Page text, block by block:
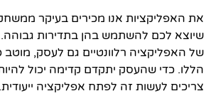
את האפליקציות אנו מכירים בעיקר
שיוצא לכם להשתמש בהן בתדירות גבוהה.
של האפליקציה רלוונטיים גם לעסק, מוטב
הללו. כדי שהעסק יתקדם קדימה יכול
צריכים לעשות זה לפתח אפליקציה